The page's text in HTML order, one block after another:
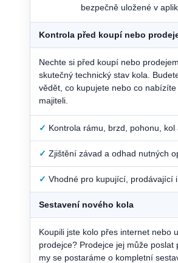
bezpečně uložené v
Kontrola před koupí nebo
Nechte si před koupí nebo
skutečný technický stav kola.
vědět, co kupujete nebo co nabízíte
majiteli.
✓ Kontrola rámu, brzd, pohonu, kol
✓ Zjištění závad a odhad nutných
✓ Vhodné pro kupující, prodávající i
Sestavení nového kola
Koupili jste kolo přes internet nebo
prodejce? Prodejce jej může poslat
my se postaráme o kompletní